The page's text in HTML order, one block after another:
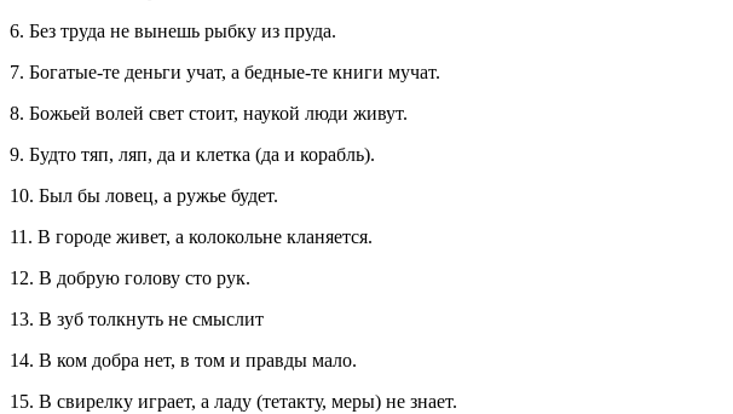
6. Без труда не вынешь рыбку из пруда.
7. Богатые-те деньги учат, а бедные-те книги мучат.
8. Божьей волей свет стоит, наукой люди живут.
9. Будто тяп, ляп, да и клетка (да и корабль).
10. Был бы ловец, а ружье будет.
11. В городе живет, а колокольне кланяется.
12. В добрую голову сто рук.
13. В зуб толкнуть не смыслит
14. В ком добра нет, в том и правды мало.
15. В свирелку играет, а ладу (тетакту, меры) не знает.